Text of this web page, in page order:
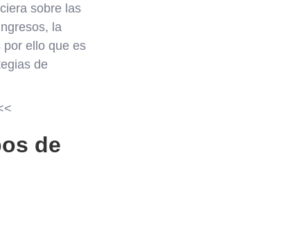
sobre las
la
ello que es
de
de